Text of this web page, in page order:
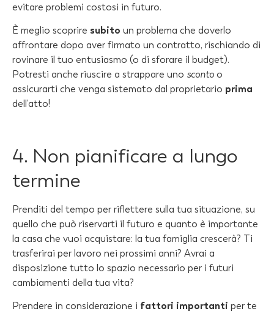
evitare problemi costosi in futuro.
È meglio scoprire subito un problema che doverlo
affrontare dopo aver firmato un contratto, rischiando di
rovinare il tuo entusiasmo (o di sforare il budget).
Potresti anche riuscire a strappare uno sconto o
assicurarti che venga sistemato dal proprietario prima
dell’atto!
4. Non pianificare a lungo
termine
Prenditi del tempo per riflettere sulla tua situazione, su
quello che può riservarti il futuro e quanto è importante
la casa che vuoi acquistare: la tua famiglia crescerà? Ti
trasferirai per lavoro nei prossimi anni? Avrai a
disposizione tutto lo spazio necessario per i futuri
cambiamenti della tua vita?
Prendere in considerazione i fattori importanti per te